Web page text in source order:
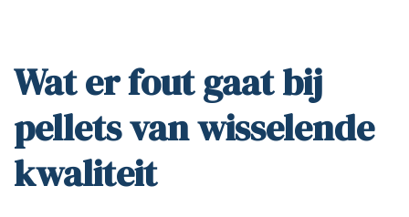
Wat er fout gaat bij
pellets van wisselende
kwaliteit